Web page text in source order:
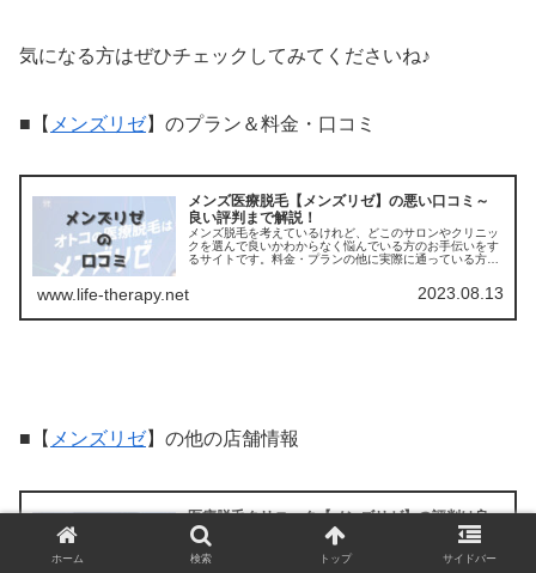
気になる方はぜひチェックしてみてくださいね♪
■【 メンズリゼ】のプラン＆料金・口コミ
メンズ医療脱毛【メンズリゼ】の悪い口コミ～
良い評判まで解説！
メンズ脱毛を考えているけれど、どこのサロンやクリニッ
クを選んで良いかわからなく悩んでいる方のお手伝いをす
るサイトです。料金・プランの他に実際に通っている方の
www.life-therapy.net 2023.08.13
■【 メンズリゼ】の他の店舗情報
医療脱毛クリニック【メンズリゼ】の評判は良
い悪い？各院を他社と比較＆口コミで徹底調査
メンズ脱毛を考えているけれど、どこのサロンやクリニッ
クを選んで良いかわからなく悩んでいる方のお手伝いをす
ホーム 検索 トップ サイドバー